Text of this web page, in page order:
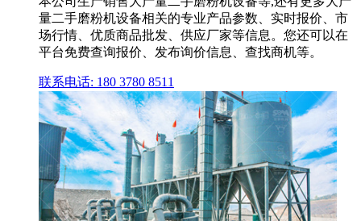
量二手磨粉机设备相关的专业产品参数、实时报价、市
场行情、优质商品批发、供应厂家等信息。您还可以在
平台免费查询报价、发布询价信息、查找商机等。
联系电话: 180 3780 8511